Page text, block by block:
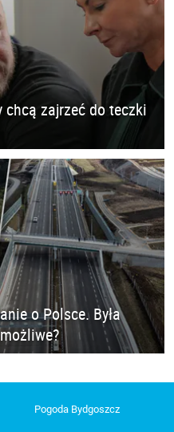
chcą zajrzeć do teczki
o Polsce. Była
Pogoda Bydgoszcz